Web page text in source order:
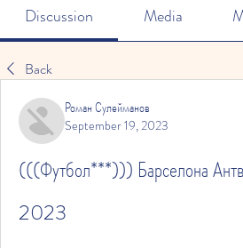
Discussion Media
Back
Роман Сулейманов
September 19, 2023
(((Футбол***))) Барселона
2023